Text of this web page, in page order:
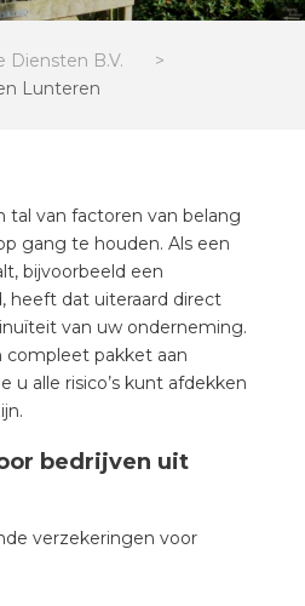
Diensten B.V.
>
Lunteren
tal van factoren van belang
gang te houden. Als een
bijvoorbeeld een
heeft dat uiteraard direct
van uw onderneming.
compleet pakket aan
u alle risico’s kunt afdekken
bedrijven uit
verzekeringen voor